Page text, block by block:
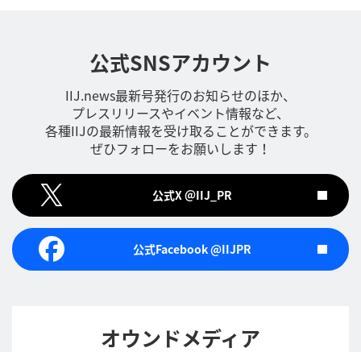
公式SNSアカウント
IIJ.news最新号発行のお知らせのほか、
プレスリリースやイベント情報など、
各種IIJの最新情報を受け取ることができます。
ぜひフォローをお願いします！
公式X ＠IIJ_PR
公式Facebook @IIJPR
オウンドメディア